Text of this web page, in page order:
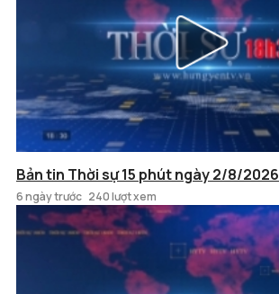
Bản tin Thời sự 15 phút ngày 2/8/2026
6 ngày trước 240 lượt xem